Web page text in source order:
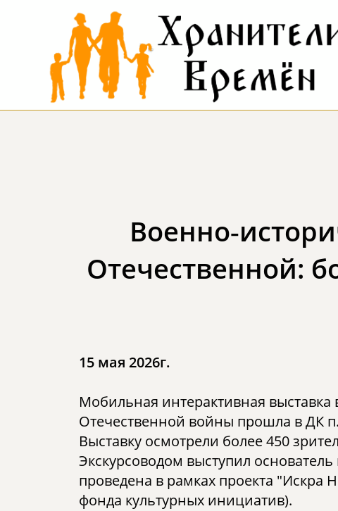
Отечественной:
15 мая 2026г.
Мобильная интерактивная
Отечественной войны прошла в ДК
Выставку осмотрели более 450
Экскурсоводом выступил
проведена в рамках проекта
фонда культурных инициатив).